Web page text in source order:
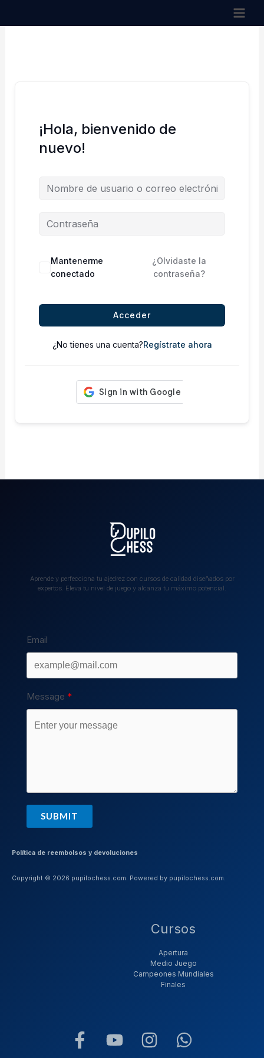
¡Hola, bienvenido de
nuevo!
Mantenerme
conectado
¿Olvidaste la
contraseña?
Acceder
¿No tienes una cuenta?Regístrate ahora
Aprende y perfecciona tu ajedrez con cursos de calidad diseñados por
expertos. Eleva tu nivel de juego y alcanza tu máximo potencial.
Email
Message
SUBMIT
Política de reembolsos y devoluciones
Copyright © 2026 pupilochess.com. Powered by pupilochess.com.
Cursos
Apertura
Medio Juego
Campeones Mundiales
Finales